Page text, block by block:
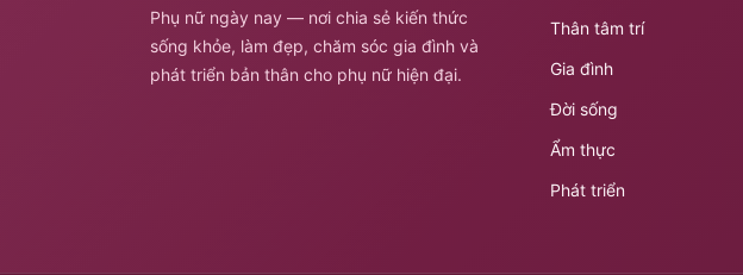
Phụ nữ ngày nay — nơi chia sẻ kiến thức
sống khỏe, làm đẹp, chăm sóc gia đình và
phát triển bản thân cho phụ nữ hiện đại.
Thân tâm trí
Gia đình
Đời sống
Ẩm thực
Phát triển